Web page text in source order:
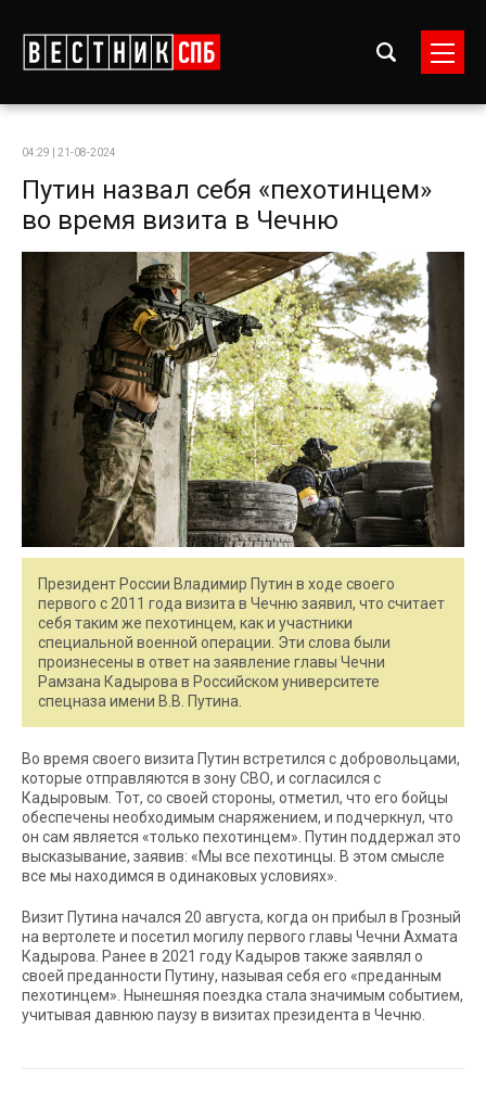
04:29 | 21-08-2024
Путин назвал себя «пехотинцем»
во время визита в Чечню
Президент России Владимир Путин в ходе своего
первого с 2011 года визита в Чечню заявил, что считает
себя таким же пехотинцем, как и участники
специальной военной операции. Эти слова были
произнесены в ответ на заявление главы Чечни
Рамзана Кадырова в Российском университете
спецназа имени В.В. Путина.
Во время своего визита Путин встретился с добровольцами,
которые отправляются в зону СВО, и согласился с
Кадыровым. Тот, со своей стороны, отметил, что его бойцы
обеспечены необходимым снаряжением, и подчеркнул, что
он сам является «только пехотинцем». Путин поддержал это
высказывание, заявив: «Мы все пехотинцы. В этом смысле
все мы находимся в одинаковых условиях».
Визит Путина начался 20 августа, когда он прибыл в Грозный
на вертолете и посетил могилу первого главы Чечни Ахмата
Кадырова. Ранее в 2021 году Кадыров также заявлял о
своей преданности Путину, называя себя его «преданным
пехотинцем». Нынешняя поездка стала значимым событием,
учитывая давнюю паузу в визитах президента в Чечню.